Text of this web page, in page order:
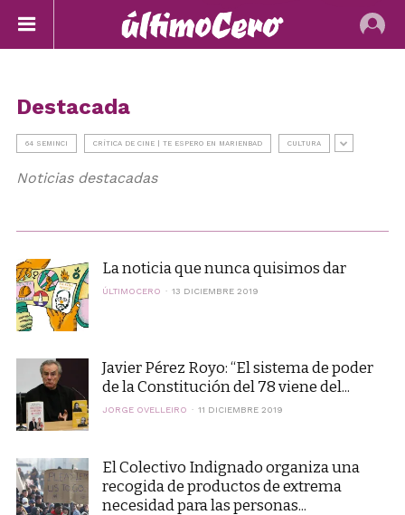
Destacada
64 SEMINCI CRÍTICA DE CINE | TE ESPERO EN MARIENBAD CULTURA
Noticias destacadas
La noticia que nunca quisimos dar
ÚLTIMOCERO 13 DICIEMBRE 2019
Javier Pérez Royo: “El sistema de poder
de la Constitución del 78 viene del...
JORGE OVELLEIRO 11 DICIEMBRE 2019
El Colectivo Indignado organiza una
recogida de productos de extrema
necesidad para las personas...